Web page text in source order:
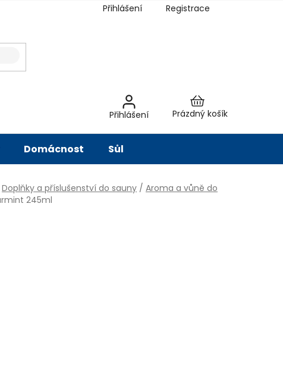
Hodnocení obchodu Slovník pojmů Péče o vodu
Přihlášení Registrace
Přihlášení
Nákupní
Prázdný košík
Domácnost Sůl
Doplňky a příslušenství do sauny / Aroma a vůně do
245ml